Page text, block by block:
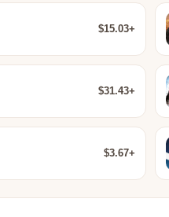
$15.03+
$31.43+
$3.67+